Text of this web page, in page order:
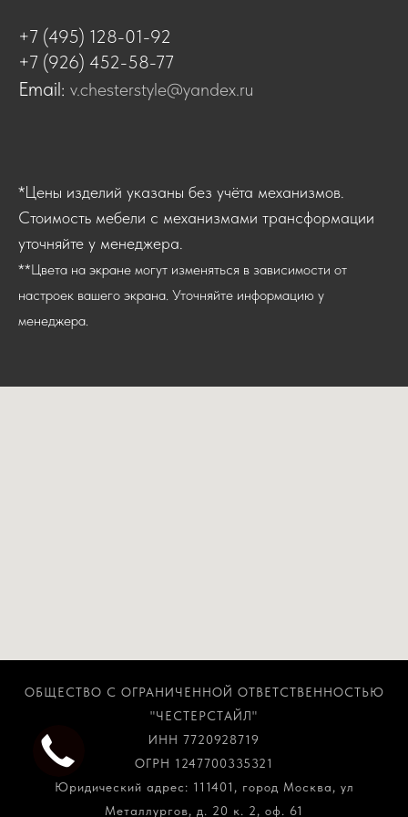
+7 (495) 128-01-92
+7 (926) 452-58-77
Email: v.chesterstyle@yandex.ru
*Цены изделий указаны без учёта механизмов.
Стоимость мебели с механизмами трансформации
уточняйте у менеджера.
**Цвета на экране могут изменяться в зависимости от
настроек вашего экрана. Уточняйте информацию у
менеджера.
ОБЩЕСТВО С ОГРАНИЧЕННОЙ ОТВЕТСТВЕННОСТЬЮ
"ЧЕСТЕРСТАЙЛ"
ИНН 7720928719
ОГРН 1247700335321
Юридический адрес: 111401, город Москва, ул
Металлургов, д. 20 к. 2, оф. 61